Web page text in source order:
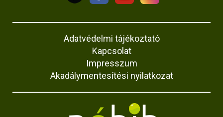
Adatvédelmi tájékoztató
Kapcsolat
Impresszum
Akadálymentesítési nyilatkozat